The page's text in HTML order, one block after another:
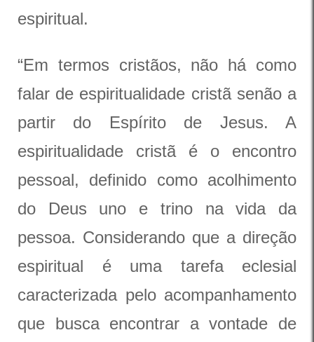
espiritual.
“Em termos cristãos, não há como
falar de espiritualidade cristã senão a
partir do Espírito de Jesus. A
espiritualidade cristã é o encontro
pessoal, definido como acolhimento
do Deus uno e trino na vida da
pessoa. Considerando que a direção
espiritual é uma tarefa eclesial
caracterizada pelo acompanhamento
que busca encontrar a vontade de